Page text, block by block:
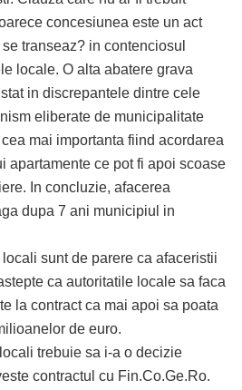
concesiunea este un act
transeaz? in contenciosul
locale. O alta abatere grava
in discrepantele dintre cele
eliberate de municipalitate
mai importanta fiind acordarea
apartamente ce pot fi apoi scoase
In concluzie, afacerea
dupa 7 ani municipiul in
sunt de parere ca afaceristii
ca autoritatile locale sa faca
la contract ca mai apoi sa poata
de euro.
trebuie sa i-a o decizie
contractul cu Fin.Co.Ge.Ro.